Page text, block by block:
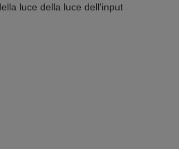
luce della luce dell'input